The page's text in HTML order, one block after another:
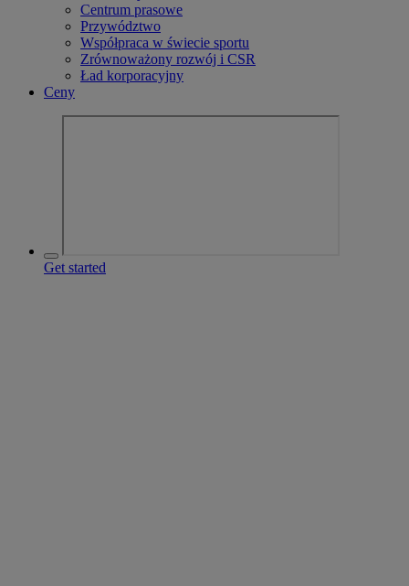
Centrum prasowe
Przywództwo
Współpraca w świecie sportu
Zrównoważony rozwój i CSR
Ład korporacyjny
Ceny
Get started